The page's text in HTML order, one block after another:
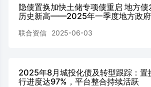
隐债置换加快土储专项债重启 地方债发行规模创同期
历史新高——2025年一季度地方政府
联合资信 2025-06-03
2025年8月城投化债及转型跟踪：置
行进度达97%，平台整合持续活跃